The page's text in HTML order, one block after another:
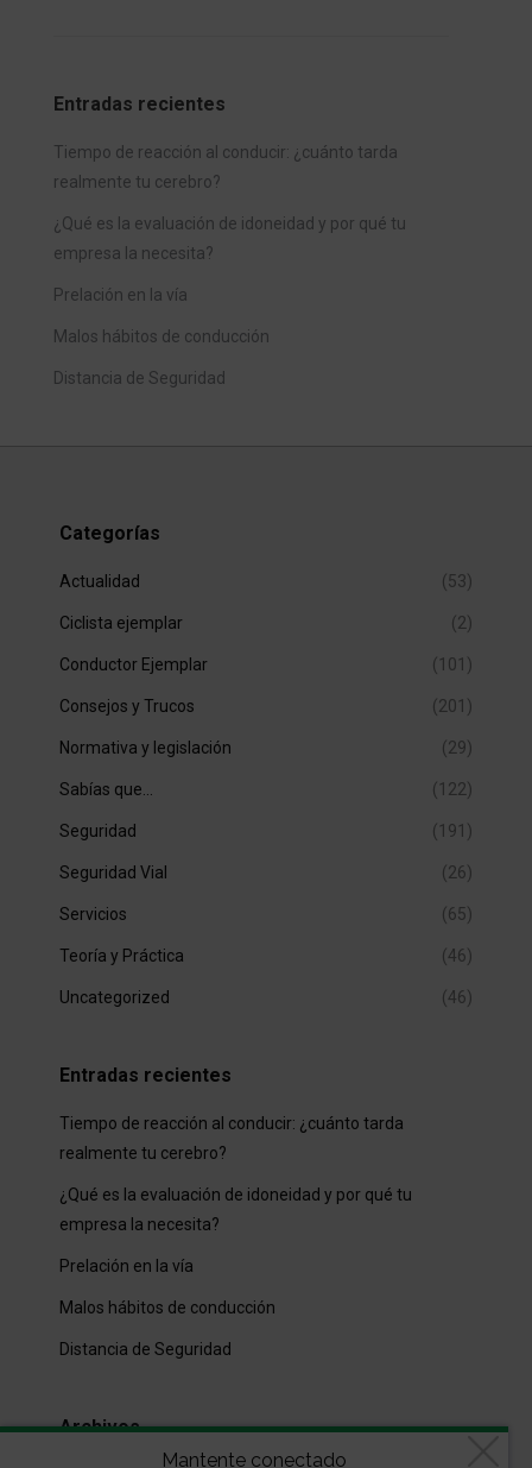
Entradas recientes
Tiempo de reacción al conducir: ¿cuánto tarda
realmente tu cerebro?
¿Qué es la evaluación de idoneidad y por qué tu
empresa la necesita?
Prelación en la vía
Malos hábitos de conducción
Distancia de Seguridad
Categorías
Actualidad (53)
Ciclista ejemplar (2)
Conductor Ejemplar (101)
Consejos y Trucos (201)
Normativa y legislación (29)
Sabías que… (122)
Seguridad (191)
Seguridad Vial (26)
Servicios (65)
Teoría y Práctica (46)
Uncategorized (46)
Entradas recientes
Tiempo de reacción al conducir: ¿cuánto tarda
realmente tu cerebro?
¿Qué es la evaluación de idoneidad y por qué tu
empresa la necesita?
Prelación en la vía
Malos hábitos de conducción
Distancia de Seguridad
Archivos
Mantente conectado